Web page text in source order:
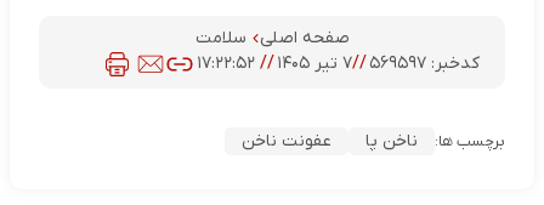
صفحه اصلی
سلامت
کدخبر:۵۶۹۵۹۷ //۷ تیر ۱۴۰۵ //۱۷:۲۲:۵۲
برچسب ها: ناخن پا عفونت ناخن